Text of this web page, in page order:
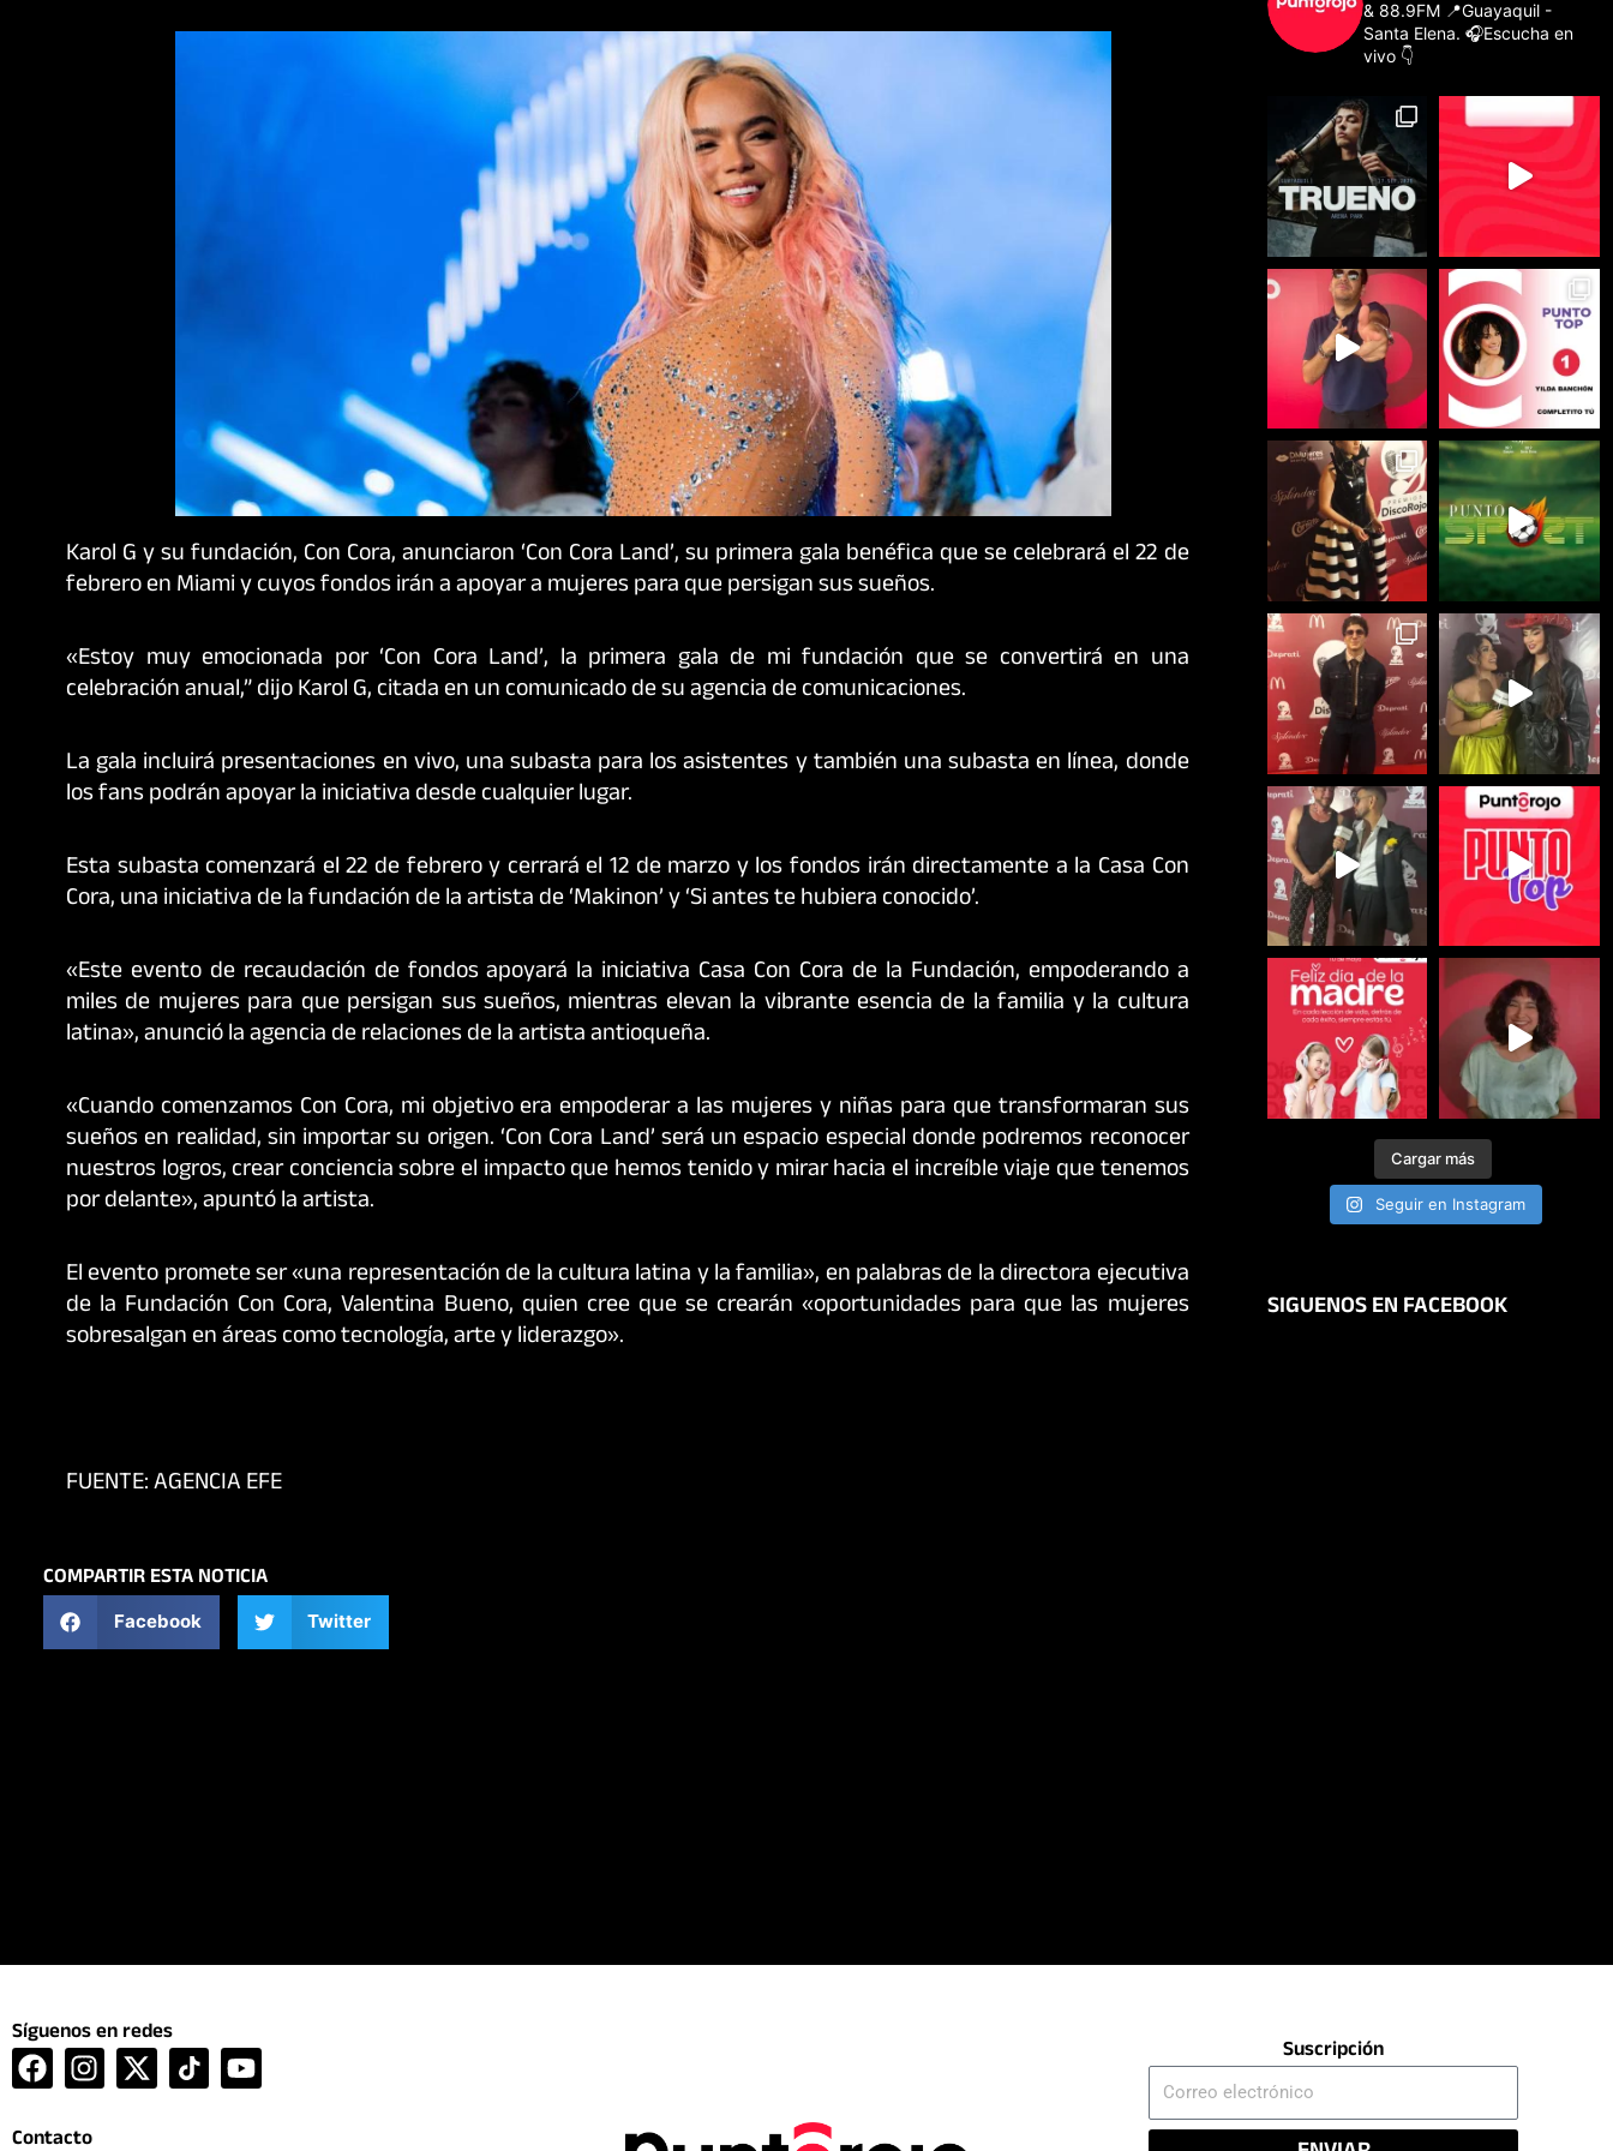
Karol G y su fundación, Con Cora, anunciaron ‘Con Cora Land’, su primera gala benéfica que se celebrará el 22 de
febrero en Miami y cuyos fondos irán a apoyar a mujeres para que persigan sus sueños.
«Estoy muy emocionada por ‘Con Cora Land’, la primera gala de mi fundación que se convertirá en una
celebración anual,” dijo Karol G, citada en un comunicado de su agencia de comunicaciones.
La gala incluirá presentaciones en vivo, una subasta para los asistentes y también una subasta en línea, donde
los fans podrán apoyar la iniciativa desde cualquier lugar.
Esta subasta comenzará el 22 de febrero y cerrará el 12 de marzo y los fondos irán directamente a la Casa Con
Cora, una iniciativa de la fundación de la artista de ‘Makinon’ y ‘Si antes te hubiera conocido’.
«Este evento de recaudación de fondos apoyará la iniciativa Casa Con Cora de la Fundación, empoderando a
miles de mujeres para que persigan sus sueños, mientras elevan la vibrante esencia de la familia y la cultura
latina», anunció la agencia de relaciones de la artista antioqueña.
«Cuando comenzamos Con Cora, mi objetivo era empoderar a las mujeres y niñas para que transformaran sus
sueños en realidad, sin importar su origen. ‘Con Cora Land’ será un espacio especial donde podremos reconocer
nuestros logros, crear conciencia sobre el impacto que hemos tenido y mirar hacia el increíble viaje que tenemos
por delante», apuntó la artista.
El evento promete ser «una representación de la cultura latina y la familia», en palabras de la directora ejecutiva
de la Fundación Con Cora, Valentina Bueno, quien cree que se crearán «oportunidades para que las mujeres
sobresalgan en áreas como tecnología, arte y liderazgo».
FUENTE: AGENCIA EFE
COMPARTIR ESTA NOTICIA
Facebook Twitter
& 88.9FM📍Guayaquil -
Santa Elena. 🎧Escucha en
vivo 👇
Cargar más
Seguir en Instagram
SIGUENOS EN FACEBOOK
Síguenos en redes
F
a
I
n
X
-
Y
o
Contacto
Suscripción